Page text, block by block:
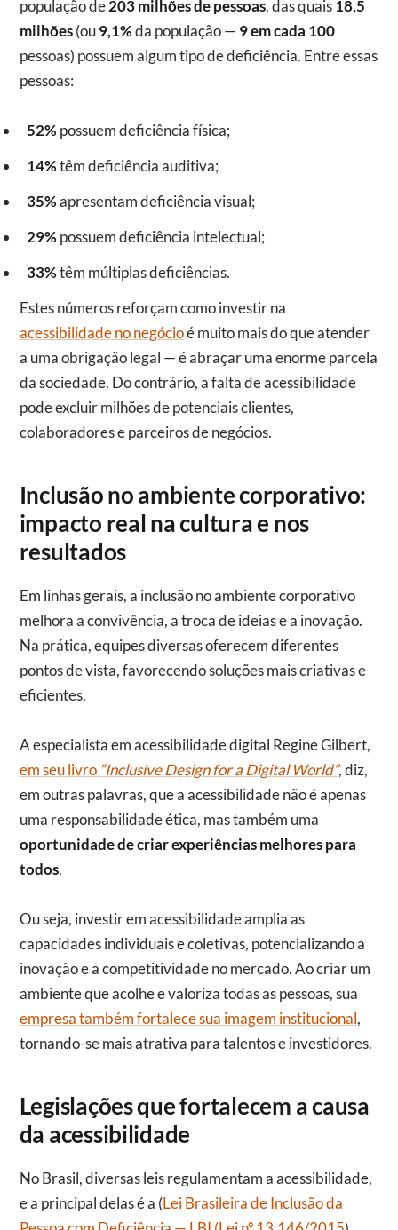
população de203 milhões de pessoas, das quais18,5
milhões(ou9,1%da população — 9 em cada 100
pessoas) possuem algum tipo de deficiência. Entre essas
pessoas:
52% possuem deficiência física;
14%têm deficiência auditiva;
35%apresentam deficiência visual;
29% possuem deficiência intelectual;
33%têm múltiplas deficiências.
Estes números reforçam como investir na
acessibilidade no negócioé muito mais do que atender
a uma obrigação legal — é abraçar uma enorme parcela
da sociedade. Do contrário, a falta de acessibilidade
pode excluir milhões de potenciais clientes,
colaboradores e parceiros de negócios.
Inclusão no ambiente corporativo:
impacto real na cultura e nos
resultados
Em linhas gerais, a inclusão no ambiente corporativo
melhora a convivência, a troca de ideias e a inovação.
Na prática, equipes diversas oferecem diferentes
pontos de vista, favorecendo soluções mais criativas e
eficientes.
A especialista em acessibilidade digital Regine Gilbert,
em seu livro “Inclusive Design for a Digital World”, diz,
em outras palavras, que a acessibilidade não é apenas
uma responsabilidade ética, mas também uma
oportunidade de criar experiências melhores para
todos.
Ou seja, investir em acessibilidade amplia as
capacidades individuais e coletivas, potencializando a
inovação e a competitividade no mercado. Ao criar um
ambiente que acolhe e valoriza todas as pessoas, sua
empresa também fortalece sua imagem institucional,
tornando-se mais atrativa para talentos e investidores.
Legislações que fortalecem a causa
da acessibilidade
No Brasil, diversas leis regulamentam a acessibilidade,
e a principal delas é a (Lei Brasileira de Inclusão da